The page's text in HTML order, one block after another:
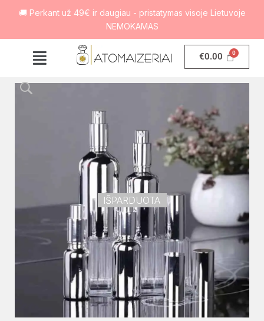
🚚 Perkant už 49€ ir daugiau - pristatymas visoje Lietuvoje
NEMOKAMAS
€0.00
IŠPARDUOTA